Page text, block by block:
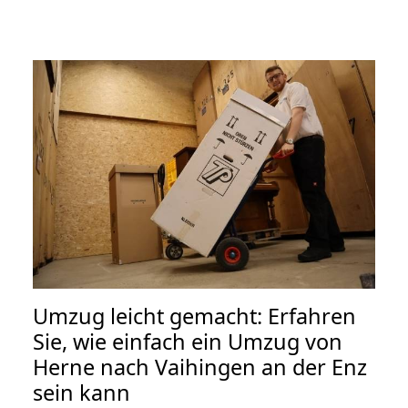
Umzug leicht gemacht: Erfahren
Sie, wie einfach ein Umzug von
Herne nach Vaihingen an der Enz
sein kann